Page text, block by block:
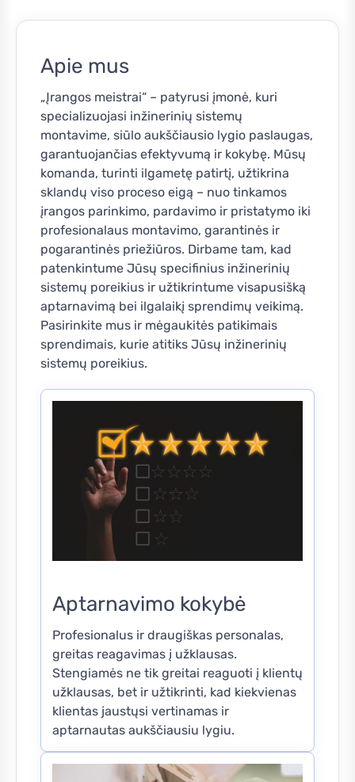
Apie mus
„Įrangos meistrai“ – patyrusi įmonė, kuri
specializuojasi inžinerinių sistemų
montavime, siūlo aukščiausio lygio paslaugas,
garantuojančias efektyvumą ir kokybę. Mūsų
komanda, turinti ilgametę patirtį, užtikrina
sklandų viso proceso eigą – nuo tinkamos
įrangos parinkimo, pardavimo ir pristatymo iki
profesionalaus montavimo, garantinės ir
pogarantinės priežiūros. Dirbame tam, kad
patenkintume Jūsų specifinius inžinerinių
sistemų poreikius ir užtikrintume visapusišką
aptarnavimą bei ilgalaikį sprendimų veikimą.
Pasirinkite mus ir mėgaukitės patikimais
sprendimais, kurie atitiks Jūsų inžinerinių
sistemų poreikius.
Aptarnavimo kokybė
Profesionalus ir draugiškas personalas,
greitas reagavimas į užklausas.
Stengiamės ne tik greitai reaguoti į klientų
užklausas, bet ir užtikrinti, kad kiekvienas
klientas jaustųsi vertinamas ir
aptarnautas aukščiausiu lygiu.